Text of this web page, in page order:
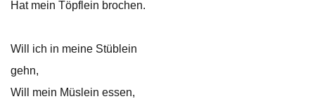
Hat mein Töpflein brochen.
Will ich in meine Stüblein
gehn,
Will mein Müslein essen,